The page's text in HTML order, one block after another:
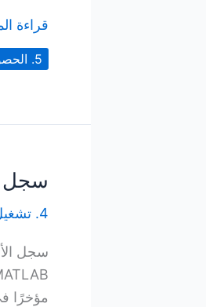
أنواع
قراءة
5. الحصول على التعليمات
سجل
4. تشغيل وظائف MATLAB
مؤخرًا